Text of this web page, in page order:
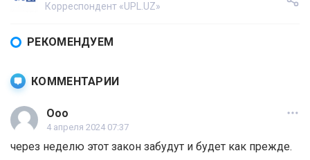
Корреспондент «UPL.UZ»
РЕКОМЕНДУЕМ
КОММЕНТАРИИ
Ооо
4 апреля 2024 07:37
через неделю этот закон забудут и будет как прежде.